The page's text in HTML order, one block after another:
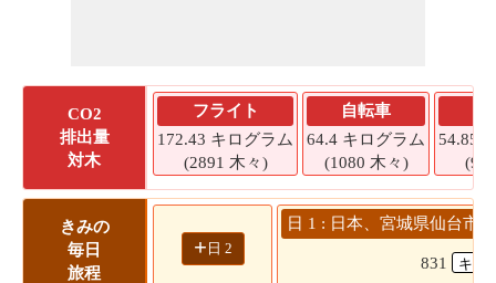
CO2
排出量
対木
フライト
172.43 キログラム
(2891 木々)
自転車
64.4 キログラム
(1080 木々)
54.85
きみの
毎日
旅程
+ 日 2
日 1 : 日本、宮城県仙台市
831